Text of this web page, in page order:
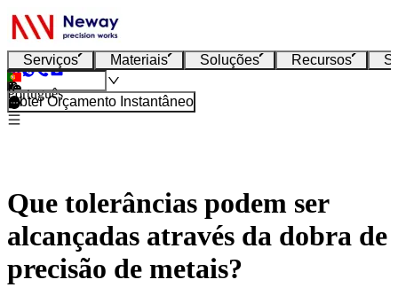
Serviços Materiais Soluções Recursos
Português
Obter Orçamento Instantâneo
Que tolerâncias podem ser
alcançadas através da dobra de
precisão de metais?